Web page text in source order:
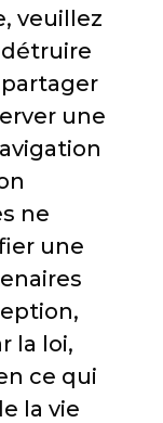
veuillez
détruire
une
ne
une
la loi,
ce qui
la vie